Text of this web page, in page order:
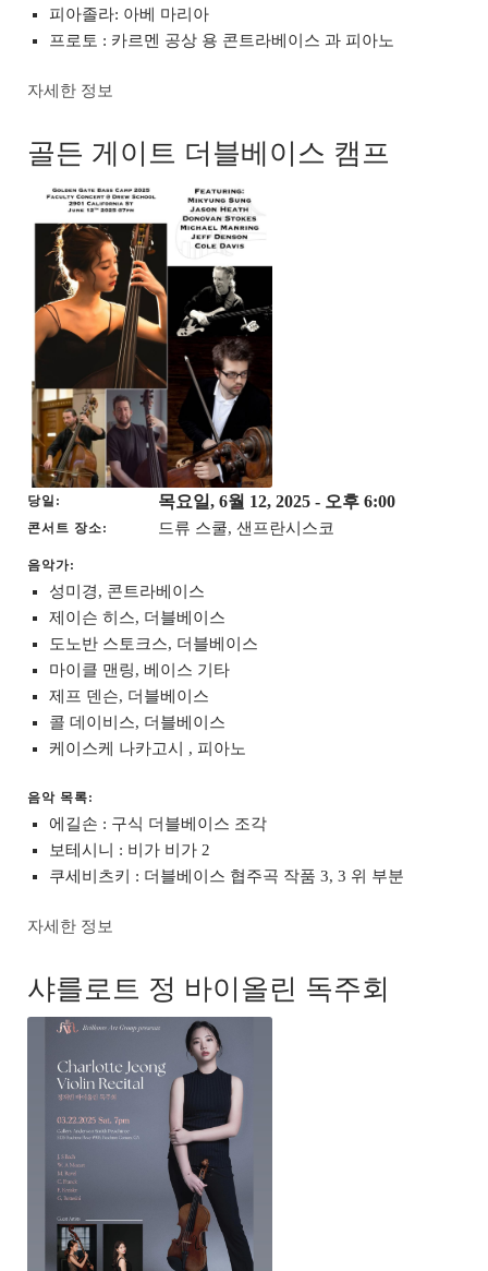
피아졸라: 아베 마리아
프로토 : 카르멘 공상 용 콘트라베이스 과 피아노
자세한 정보
골든 게이트 더블베이스 캠프
당일 목요일, 6월 12, 2025 - 오후 6:00
콘서트 장소 드류 스쿨, 샌프란시스코
음악가:
성미경, 콘트라베이스
제이슨 히스, 더블베이스
도노반 스토크스, 더블베이스
마이클 맨링, 베이스 기타
제프 덴슨, 더블베이스
콜 데이비스, 더블베이스
케이스케 나카고시 , 피아노
음악 목록:
에길손 : 구식 더블베이스 조각
보테시니 : 비가 비가 2
쿠세비츠키 : 더블베이스 협주곡 작품 3, 3 위 부분
자세한 정보
샤를로트 정 바이올린 독주회